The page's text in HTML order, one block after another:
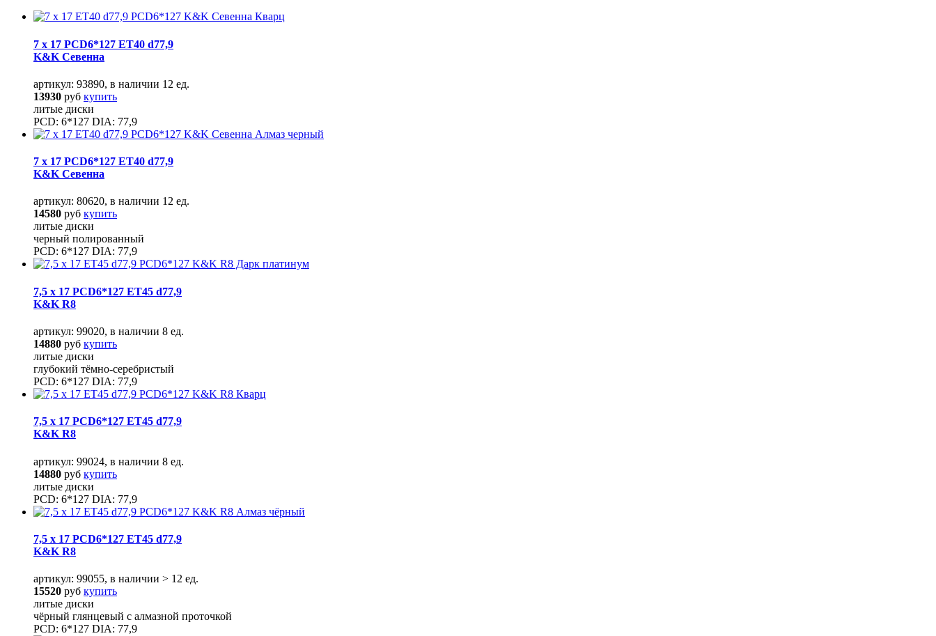
7 x 17 PCD6*127 ET40 d77,9
K&K Севенна
артикул: 93890, в наличии 12 ед.
13930 руб купить
литые диски
PCD: 6*127 DIA: 77,9
7 x 17 PCD6*127 ET40 d77,9
K&K Севенна
артикул: 80620, в наличии 12 ед.
14580 руб купить
литые диски
черный полированный
PCD: 6*127 DIA: 77,9
7,5 x 17 PCD6*127 ET45 d77,9
K&K R8
артикул: 99020, в наличии 8 ед.
14880 руб купить
литые диски
глубокий тёмно-серебристый
PCD: 6*127 DIA: 77,9
7,5 x 17 PCD6*127 ET45 d77,9
K&K R8
артикул: 99024, в наличии 8 ед.
14880 руб купить
литые диски
PCD: 6*127 DIA: 77,9
7,5 x 17 PCD6*127 ET45 d77,9
K&K R8
артикул: 99055, в наличии > 12 ед.
15520 руб купить
литые диски
чёрный глянцевый с алмазной проточкой
PCD: 6*127 DIA: 77,9